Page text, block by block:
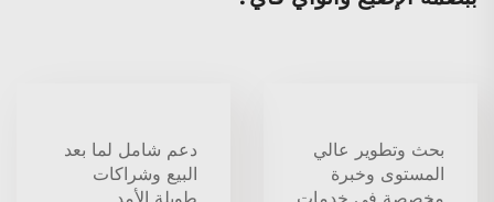
بحث وتطوير عالي
المستوى وخبرة
دعم شامل لما بعد
البيع وشراكات